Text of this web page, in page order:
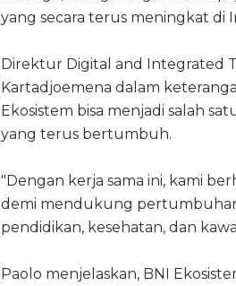
yang secara terus meningkat di
Direktur Digital and Integrated
Kartadjoemena dalam
Ekosistem bisa menjadi salah
yang terus bertumbuh.
"Dengan kerja sama ini, kami
demi mendukung
pendidikan, kesehatan, dan
Paolo menjelaskan, BNI